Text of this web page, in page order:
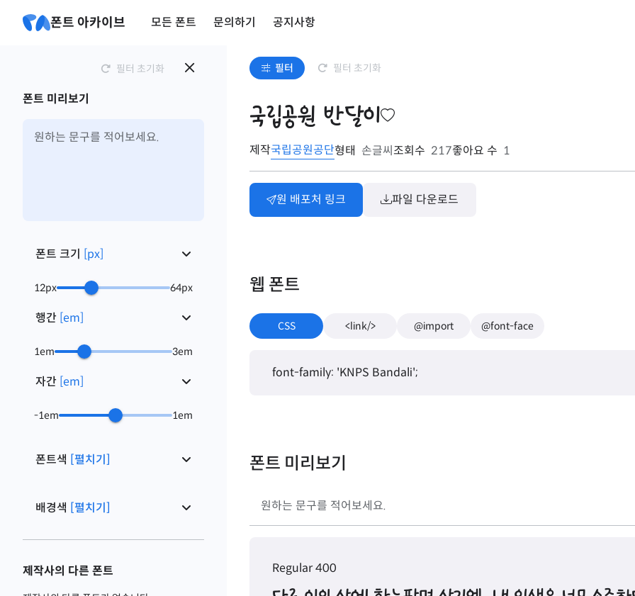
폰트 아카이브 모든 폰트 문의하기 공지사항
필터 필터 초기화
필터 초기화
폰트 미리보기
폰트 크기 [px]
12px 64px
행간 [em]
1em 3em
자간 [em]
-1em 1em
폰트색 [펼치기]
배경색 [펼치기]
제작사의 다른 폰트
국립공원 반달이
제작국립공원공단형태 손글씨조회수 217좋아요 수 1
원 배포처 링크 파일 다운로드
웹 폰트
CSS <link/> @import @font-face
font-family: 'KNPS Bandali';
폰트 미리보기
Regular 400